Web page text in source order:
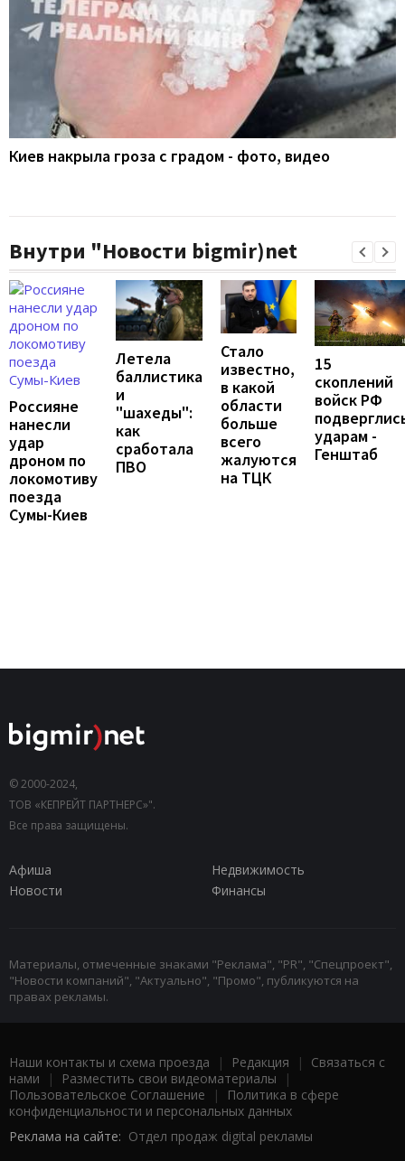
Киев накрыла гроза с градом - фото, видео
Внутри "Новости bigmir)net
Россияне
нанесли
удар
дроном по
локомотиву
поезда
Сумы-Киев
Летела
баллистика
и
"шахеды":
как
сработала
ПВО
Стало
известно,
в какой
области
больше
всего
жалуются
на ТЦК
15
скоплений
войск РФ
ударам -
Генштаб
© 2000-2024,
ТОВ «КЕПРЕЙТ ПАРТНЕРС»".
Все права защищены.
Афиша
Недвижимость
Новости
Финансы
Материалы, отмеченные знаками "Реклама", "PR", "Спецпроект",
"Новости компаний", "Актуально", "Промо", публикуются на
правах рекламы.
Наши контакты и схема проезда | Редакция | Связаться с
нами | Разместить свои видеоматериалы |
Пользовательское Соглашение |
Политика в сфере
конфиденциальности и персональных данных
Реклама на сайте: Отдел продаж digital рекламы